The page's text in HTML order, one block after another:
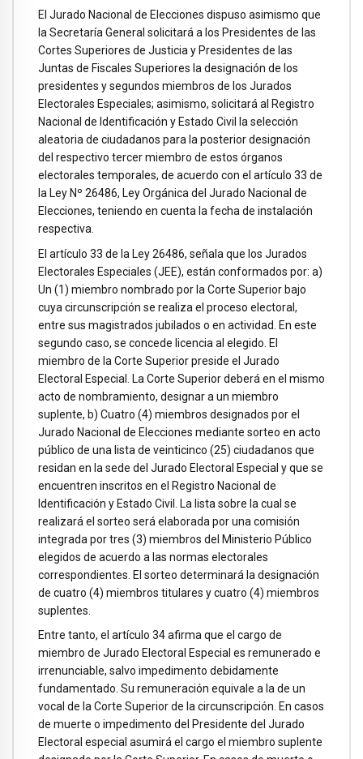
El Jurado Nacional de Elecciones dispuso asimismo que
la Secretaría General solicitará a los Presidentes de las
Cortes Superiores de Justicia y Presidentes de las
Juntas de Fiscales Superiores la designación de los
presidentes y segundos miembros de los Jurados
Electorales Especiales; asimismo, solicitará al Registro
Nacional de Identificación y Estado Civil la selección
aleatoria de ciudadanos para la posterior designación
del respectivo tercer miembro de estos órganos
electorales temporales, de acuerdo con el artículo 33 de
la Ley Nº 26486, Ley Orgánica del Jurado Nacional de
Elecciones, teniendo en cuenta la fecha de instalación
respectiva.
El artículo 33 de la Ley 26486, señala que los Jurados
Electorales Especiales (JEE), están conformados por: a)
Un (1) miembro nombrado por la Corte Superior bajo
cuya circunscripción se realiza el proceso electoral,
entre sus magistrados jubilados o en actividad. En este
segundo caso, se concede licencia al elegido. El
miembro de la Corte Superior preside el Jurado
Electoral Especial. La Corte Superior deberá en el mismo
acto de nombramiento, designar a un miembro
suplente, b) Cuatro (4) miembros designados por el
Jurado Nacional de Elecciones mediante sorteo en acto
público de una lista de veinticinco (25) ciudadanos que
residan en la sede del Jurado Electoral Especial y que se
encuentren inscritos en el Registro Nacional de
Identificación y Estado Civil. La lista sobre la cual se
realizará el sorteo será elaborada por una comisión
integrada por tres (3) miembros del Ministerio Público
elegidos de acuerdo a las normas electorales
correspondientes. El sorteo determinará la designación
de cuatro (4) miembros titulares y cuatro (4) miembros
suplentes.
Entre tanto, el artículo 34 afirma que el cargo de
miembro de Jurado Electoral Especial es remunerado e
irrenunciable, salvo impedimento debidamente
fundamentado. Su remuneración equivale a la de un
vocal de la Corte Superior de la circunscripción. En casos
de muerte o impedimento del Presidente del Jurado
Electoral especial asumirá el cargo el miembro suplente